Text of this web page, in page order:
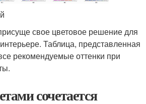
свое цветовое решение для
Таблица, представленная
рекомендуемые оттенки при
сочетается